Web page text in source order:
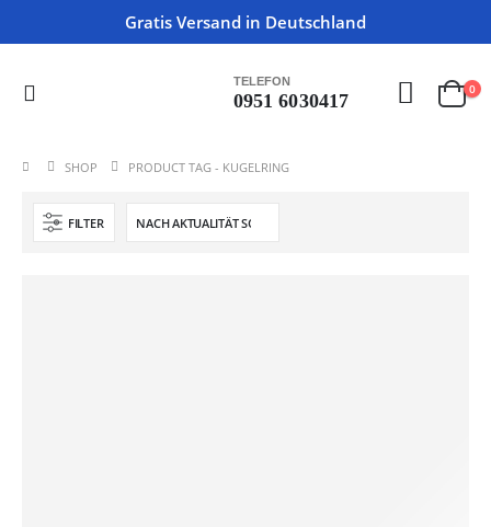
Gratis Versand in Deutschland
TELEFON
0951 6030417
0
SHOP PRODUCT TAG - KUGELRING
FILTER